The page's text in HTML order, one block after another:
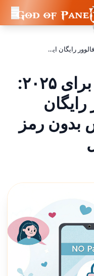
بهترین پنل SMM برای ۲۰۲۵: دریافت فالوور رایگان اینستاگرام با روش بدون رمز گادآوپنل
بهترین پنل SMM برای ۲۰۲۵:
رایگان
بدون رمز